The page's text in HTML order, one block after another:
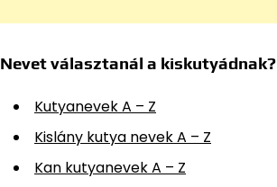
Nevet választanál a kiskutyádnak?
Kutyanevek A – Z
Kislány kutya nevek A – Z
Kan kutyanevek A – Z